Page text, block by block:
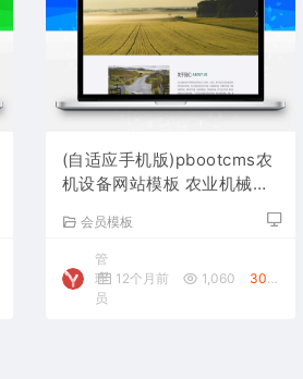
(自适应手机版)pbootcms农
机设备网站模板 农业机械设
会员模板
管
理
员
12个月前 1,060 30￥